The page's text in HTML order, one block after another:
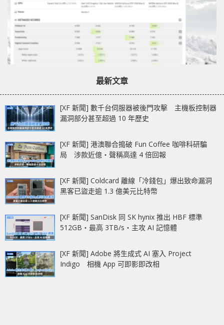
最新文章
[XF 新聞] 數千台伺服器被後門攻擊 主機板控制器
漏洞部分甚至超過 10 年歷史
[XF 新聞] 港澳聯合搗破 Fun Coffee 咖啡科研騙
局 涉款近億‧聲稱高達 4 倍回報
[XF 新聞] Coldcard 離線「冷錢包」爆出致命漏洞
黑客已盜走逾 1.3 億美元比特幣
[XF 新聞] SanDisk 同 SK hynix 推出 HBF 標準
512GB‧最高 3TB/s‧主攻 AI 記憶體
[XF 新聞] Adobe 將生成式 AI 塞入 Project
Indigo 相機 App 可即影即改相